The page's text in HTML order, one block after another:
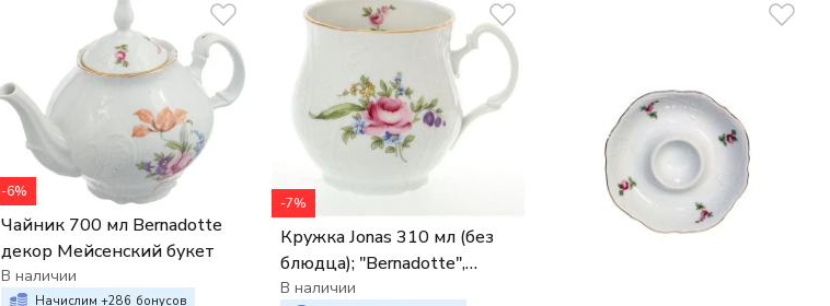
-6%
Чайник 700 мл Bernadotte
декор Мейсенский букет
В наличии
Начислим +286 бонусов
-7%
Кружка Jonas 310 мл (без
блюдца); "Bernadotte",
декор "Мейсенский букет",
В наличии